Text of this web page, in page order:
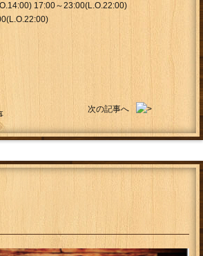
17:00～23:00(L.O.22:00)
次の記事へ